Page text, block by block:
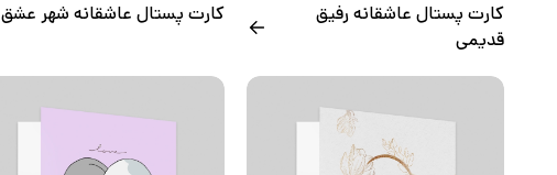
کارت پستال عاشقانه رفیق
قدیمی
کارت پستال عاشقانه شهر عشق